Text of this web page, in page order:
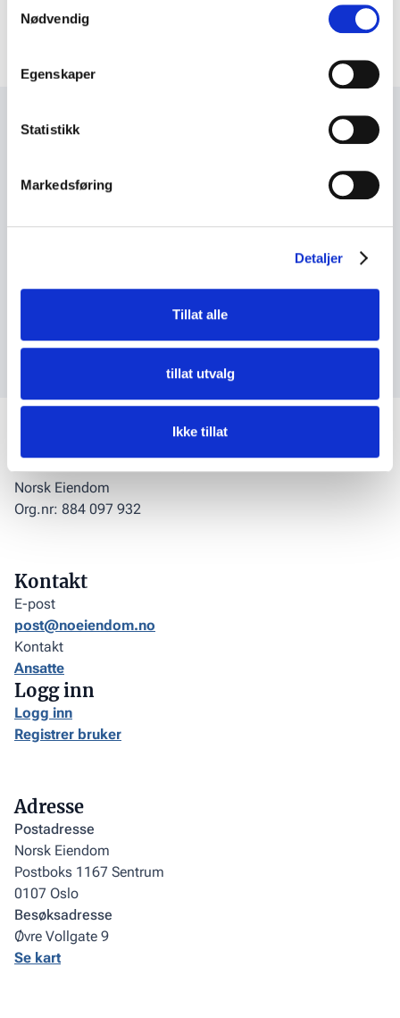
Nødvendig
Egenskaper
Statistikk
Markedsføring
Detaljer
Tillat alle
tillat utvalg
Ikke tillat
Vi gjør din hverdag enklere –
Meld deg på vårt nyhetsbrev!
Meld deg på her
Lytt til podkasten vår
Norsk Eiendom
Org.nr: 884 097 932
Kontakt
E-post
post@noeiendom.no
Kontakt
Ansatte
Logg inn
Logg inn
Registrer bruker
Adresse
Postadresse
Norsk Eiendom
Postboks 1167 Sentrum
0107 Oslo
Besøksadresse
Øvre Vollgate 9
Se kart